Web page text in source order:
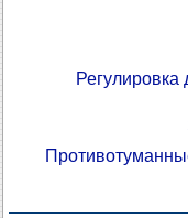
Регулировка